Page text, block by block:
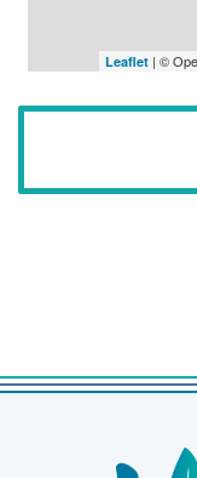
Leaflet | ©